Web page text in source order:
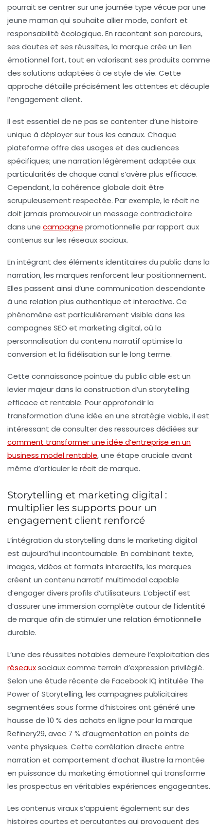
pourrait se centrer sur une journée type vécue par une
jeune maman qui souhaite allier mode, confort et
responsabilité écologique. En racontant son parcours,
ses doutes et ses réussites, la marque crée un lien
émotionnel fort, tout en valorisant ses produits comme
des solutions adaptées à ce style de vie. Cette
approche détaille précisément les attentes et décuple
l’engagement client.
Il est essentiel de ne pas se contenter d’une histoire
unique à déployer sur tous les canaux. Chaque
plateforme offre des usages et des audiences
spécifiques; une narration légèrement adaptée aux
particularités de chaque canal s’avère plus efficace.
Cependant, la cohérence globale doit être
scrupuleusement respectée. Par exemple, le récit ne
doit jamais promouvoir un message contradictoire
dans une campagne promotionnelle par rapport aux
contenus sur les réseaux sociaux.
En intégrant des éléments identitaires du public dans la
narration, les marques renforcent leur positionnement.
Elles passent ainsi d’une communication descendante
à une relation plus authentique et interactive. Ce
phénomène est particulièrement visible dans les
campagnes SEO et marketing digital, où la
personnalisation du contenu narratif optimise la
conversion et la fidélisation sur le long terme.
Cette connaissance pointue du public cible est un
levier majeur dans la construction d’un storytelling
efficace et rentable. Pour approfondir la
transformation d’une idée en une stratégie viable, il est
intéressant de consulter des ressources dédiées sur
comment transformer une idée d’entreprise en un
business model rentable, une étape cruciale avant
même d’articuler le récit de marque.
Storytelling et marketing digital :
multiplier les supports pour un
engagement client renforcé
L’intégration du storytelling dans le marketing digital
est aujourd’hui incontournable. En combinant texte,
images, vidéos et formats interactifs, les marques
créent un contenu narratif multimodal capable
d’engager divers profils d’utilisateurs. L’objectif est
d’assurer une immersion complète autour de l’identité
de marque afin de stimuler une relation émotionnelle
durable.
L’une des réussites notables demeure l’exploitation des
réseauxsociaux comme terrain d’expression privilégié.
Selon une étude récente de Facebook IQ intitulée The
Power of Storytelling, les campagnes publicitaires
segmentées sous forme d’histoires ont généré une
hausse de 10 % des achats en ligne pour la marque
Refinery29, avec 7 % d’augmentation en points de
vente physiques. Cette corrélation directe entre
narration et comportement d’achat illustre la montée
en puissance du marketing émotionnel qui transforme
les prospectus en véritables expériences engageantes.
Les contenus viraux s’appuient également sur des
histoires courtes et percutantes qui provoquent des